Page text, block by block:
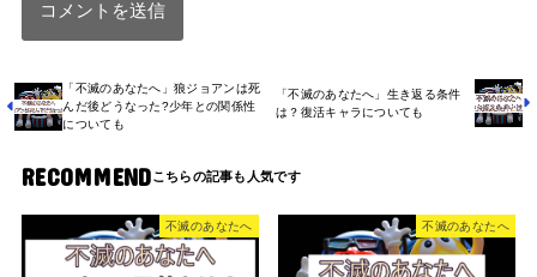
「不滅のあなたへ」狼ジョアンは死
んだ後どうなった?少年との関係性
についても
「不滅のあなたへ」生き返る条件
は？復活キャラについても
RECOMMEND
不滅のあなたへ 不滅のあなたへ